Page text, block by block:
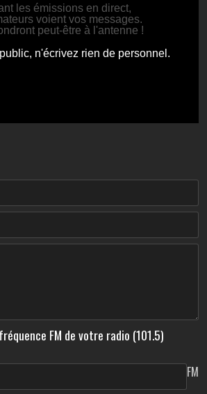
FM de votre radio (101.5)
FM